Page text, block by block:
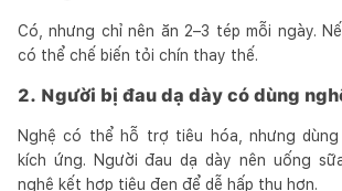
Có, nhưng chỉ nên ăn 2–3 tép mỗi ngày.
có thể chế biến tỏi chín thay thế.
2. Người bị đau dạ dày có dùng
Nghệ có thể hỗ trợ tiêu hóa, nhưng dùng
kích ứng. Người đau dạ dày nên uống
nghệ kết hợp tiêu đen để dễ hấp thu hơn.